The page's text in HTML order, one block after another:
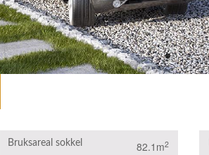
Bruksareal sokkel 82.1m2